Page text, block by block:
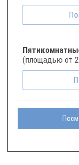
(площадью от